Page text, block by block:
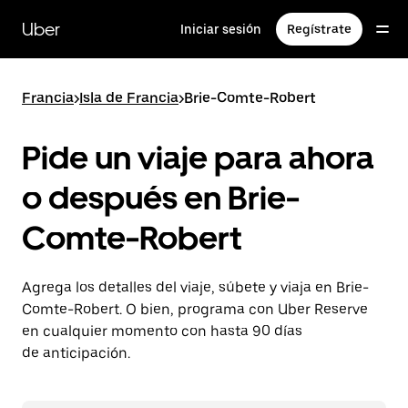
contenido
principal
Uber Iniciar sesión Regístrate
Francia>Isla de Francia>Brie-Comte-Robert
Pide un viaje para ahora
o después en Brie-
Comte-Robert
Agrega los detalles del viaje, súbete y viaja en Brie-
Comte-Robert. O bien, programa con Uber Reserve
en cualquier momento con hasta 90 días
de anticipación.